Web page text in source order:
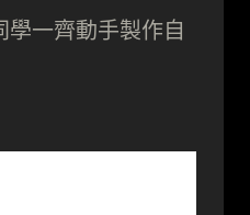
一齊動手製作自